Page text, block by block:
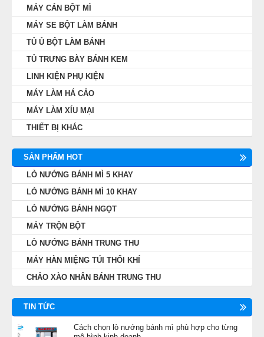
MÁY CÁN BỘT MÌ
MÁY SE BỘT LÀM BÁNH
TỦ Ủ BỘT LÀM BÁNH
TỦ TRƯNG BÀY BÁNH KEM
LINH KIỆN PHỤ KIỆN
MÁY LÀM HÁ CẢO
MÁY LÀM XÍU MẠI
THIẾT BỊ KHÁC
SẢN PHẨM HOT
LÒ NƯỚNG BÁNH MÌ 5 KHAY
LÒ NƯỚNG BÁNH MÌ 10 KHAY
LÒ NƯỚNG BÁNH NGỌT
MÁY TRỘN BỘT
LÒ NƯỚNG BÁNH TRUNG THU
MÁY HÀN MIỆNG TÚI THỔI KHÍ
CHẢO XÀO NHÂN BÁNH TRUNG THU
TIN TỨC
Cách chọn lò nướng bánh mì phù hợp cho từng